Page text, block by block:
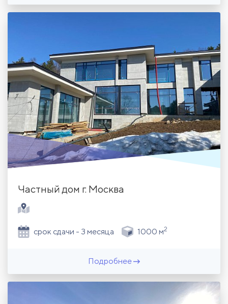
Частный дом г. Москва
срок сдачи - 3 месяца 1000 м2
Подробнее